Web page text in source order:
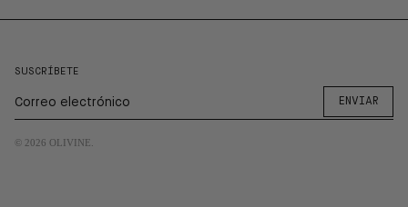
SUSCRÍBETE
ENVIAR
© 2026 OLIVINE